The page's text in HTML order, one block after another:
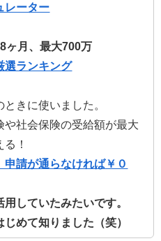
レーター
ヶ月、最大700万
選ランキング
きに使いました。
や社会保険の受給額が最大
！
申請が通らなければ￥０
していたみたいです。
めて知りました（笑）